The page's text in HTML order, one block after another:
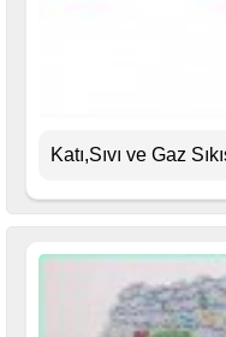
Katı,Sıvı ve Gaz